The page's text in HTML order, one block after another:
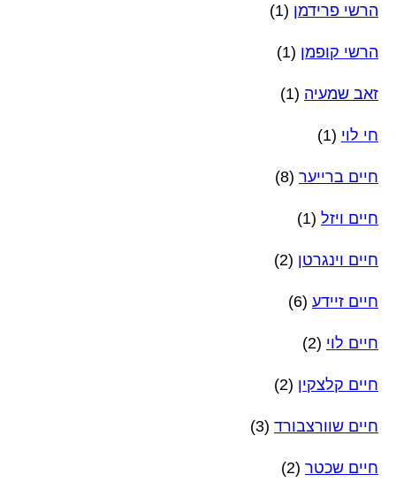
הרשי פרידמן (1)
הרשי קופמן (1)
זאב שמעיה (1)
חי לוי (1)
חיים ברייער (8)
חיים ויזל (1)
חיים וינגרטן (2)
חיים זיידע (6)
חיים לוי (2)
חיים קלצקין (2)
חיים שוורצבורד (3)
חיים שכטר (2)